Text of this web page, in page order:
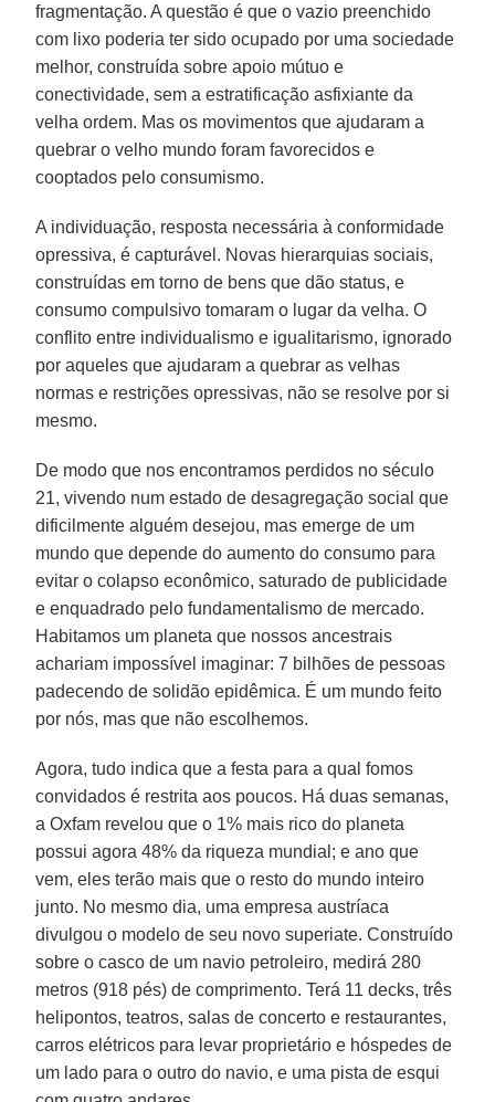
fragmentação. A questão é que o vazio preenchido
com lixo poderia ter sido ocupado por uma sociedade
melhor, construída sobre apoio mútuo e
conectividade, sem a estratificação asfixiante da
velha ordem. Mas os movimentos que ajudaram a
quebrar o velho mundo foram favorecidos e
cooptados pelo consumismo.
A individuação, resposta necessária à conformidade
opressiva, é capturável. Novas hierarquias sociais,
construídas em torno de bens que dão status, e
consumo compulsivo tomaram o lugar da velha. O
conflito entre individualismo e igualitarismo, ignorado
por aqueles que ajudaram a quebrar as velhas
normas e restrições opressivas, não se resolve por si
mesmo.
De modo que nos encontramos perdidos no século
21, vivendo num estado de desagregação social que
dificilmente alguém desejou, mas emerge de um
mundo que depende do aumento do consumo para
evitar o colapso econômico, saturado de publicidade
e enquadrado pelo fundamentalismo de mercado.
Habitamos um planeta que nossos ancestrais
achariam impossível imaginar: 7 bilhões de pessoas
padecendo de solidão epidêmica. É um mundo feito
por nós, mas que não escolhemos.
Agora, tudo indica que a festa para a qual fomos
convidados é restrita aos poucos. Há duas semanas,
a Oxfam revelou que o 1% mais rico do planeta
possui agora 48% da riqueza mundial; e ano que
vem, eles terão mais que o resto do mundo inteiro
junto. No mesmo dia, uma empresa austríaca
divulgou o modelo de seu novo superiate. Construído
sobre o casco de um navio petroleiro, medirá 280
metros (918 pés) de comprimento. Terá 11 decks, três
helipontos, teatros, salas de concerto e restaurantes,
carros elétricos para levar proprietário e hóspedes de
um lado para o outro do navio, e uma pista de esqui